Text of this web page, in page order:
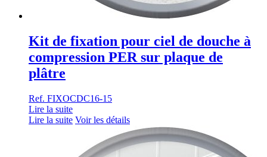
Kit de fixation pour ciel de douche à
compression PER sur plaque de
plâtre
Ref. FIXOCDC16-15
Lire la suite
Lire la suite Voir les détails